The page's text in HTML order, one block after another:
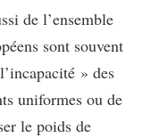
de l’ensemble
sont souvent
» des
uniformes ou de
le poids de